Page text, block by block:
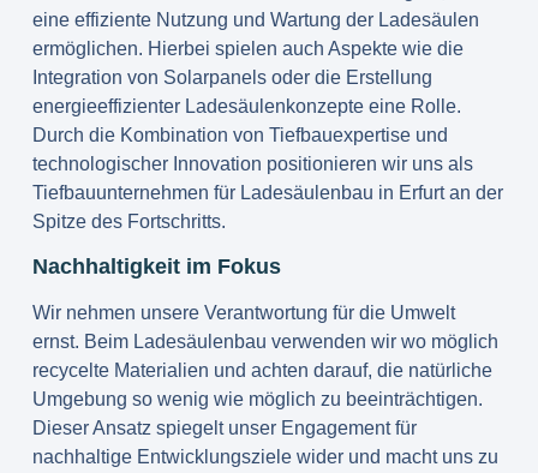
eine effiziente Nutzung und Wartung der Ladesäulen
ermöglichen. Hierbei spielen auch Aspekte wie die
Integration von Solarpanels oder die Erstellung
energieeffizienter Ladesäulenkonzepte eine Rolle.
Durch die Kombination von Tiefbauexpertise und
technologischer Innovation positionieren wir uns als
Tiefbauunternehmen für Ladesäulenbau in Erfurt an der
Spitze des Fortschritts.
Nachhaltigkeit im Fokus
Wir nehmen unsere Verantwortung für die Umwelt
ernst. Beim Ladesäulenbau verwenden wir wo möglich
recycelte Materialien und achten darauf, die natürliche
Umgebung so wenig wie möglich zu beeinträchtigen.
Dieser Ansatz spiegelt unser Engagement für
nachhaltige Entwicklungsziele wider und macht uns zu